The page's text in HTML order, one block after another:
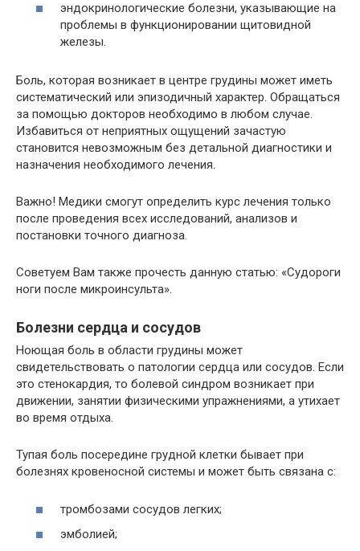
эндокринологические болезни, указывающие на
проблемы в функционировании щитовидной
железы.
Боль, которая возникает в центре грудины может иметь
систематический или эпизодичный характер. Обращаться
за помощью докторов необходимо в любом случае.
Избавиться от неприятных ощущений зачастую
становится невозможным без детальной диагностики и
назначения необходимого лечения.
Важно! Медики смогут определить курс лечения только
после проведения всех исследований, анализов и
постановки точного диагноза.
Советуем Вам также прочесть данную статью: «Судороги
ноги после микроинсульта».
Болезни сердца и сосудов
Ноющая боль в области грудины может
свидетельствовать о патологии сердца или сосудов. Если
это стенокардия, то болевой синдром возникает при
движении, занятии физическими упражнениями, а утихает
во время отдыха.
Тупая боль посередине грудной клетки бывает при
болезнях кровеносной системы и может быть связана с:
тромбозами сосудов легких;
эмболией;